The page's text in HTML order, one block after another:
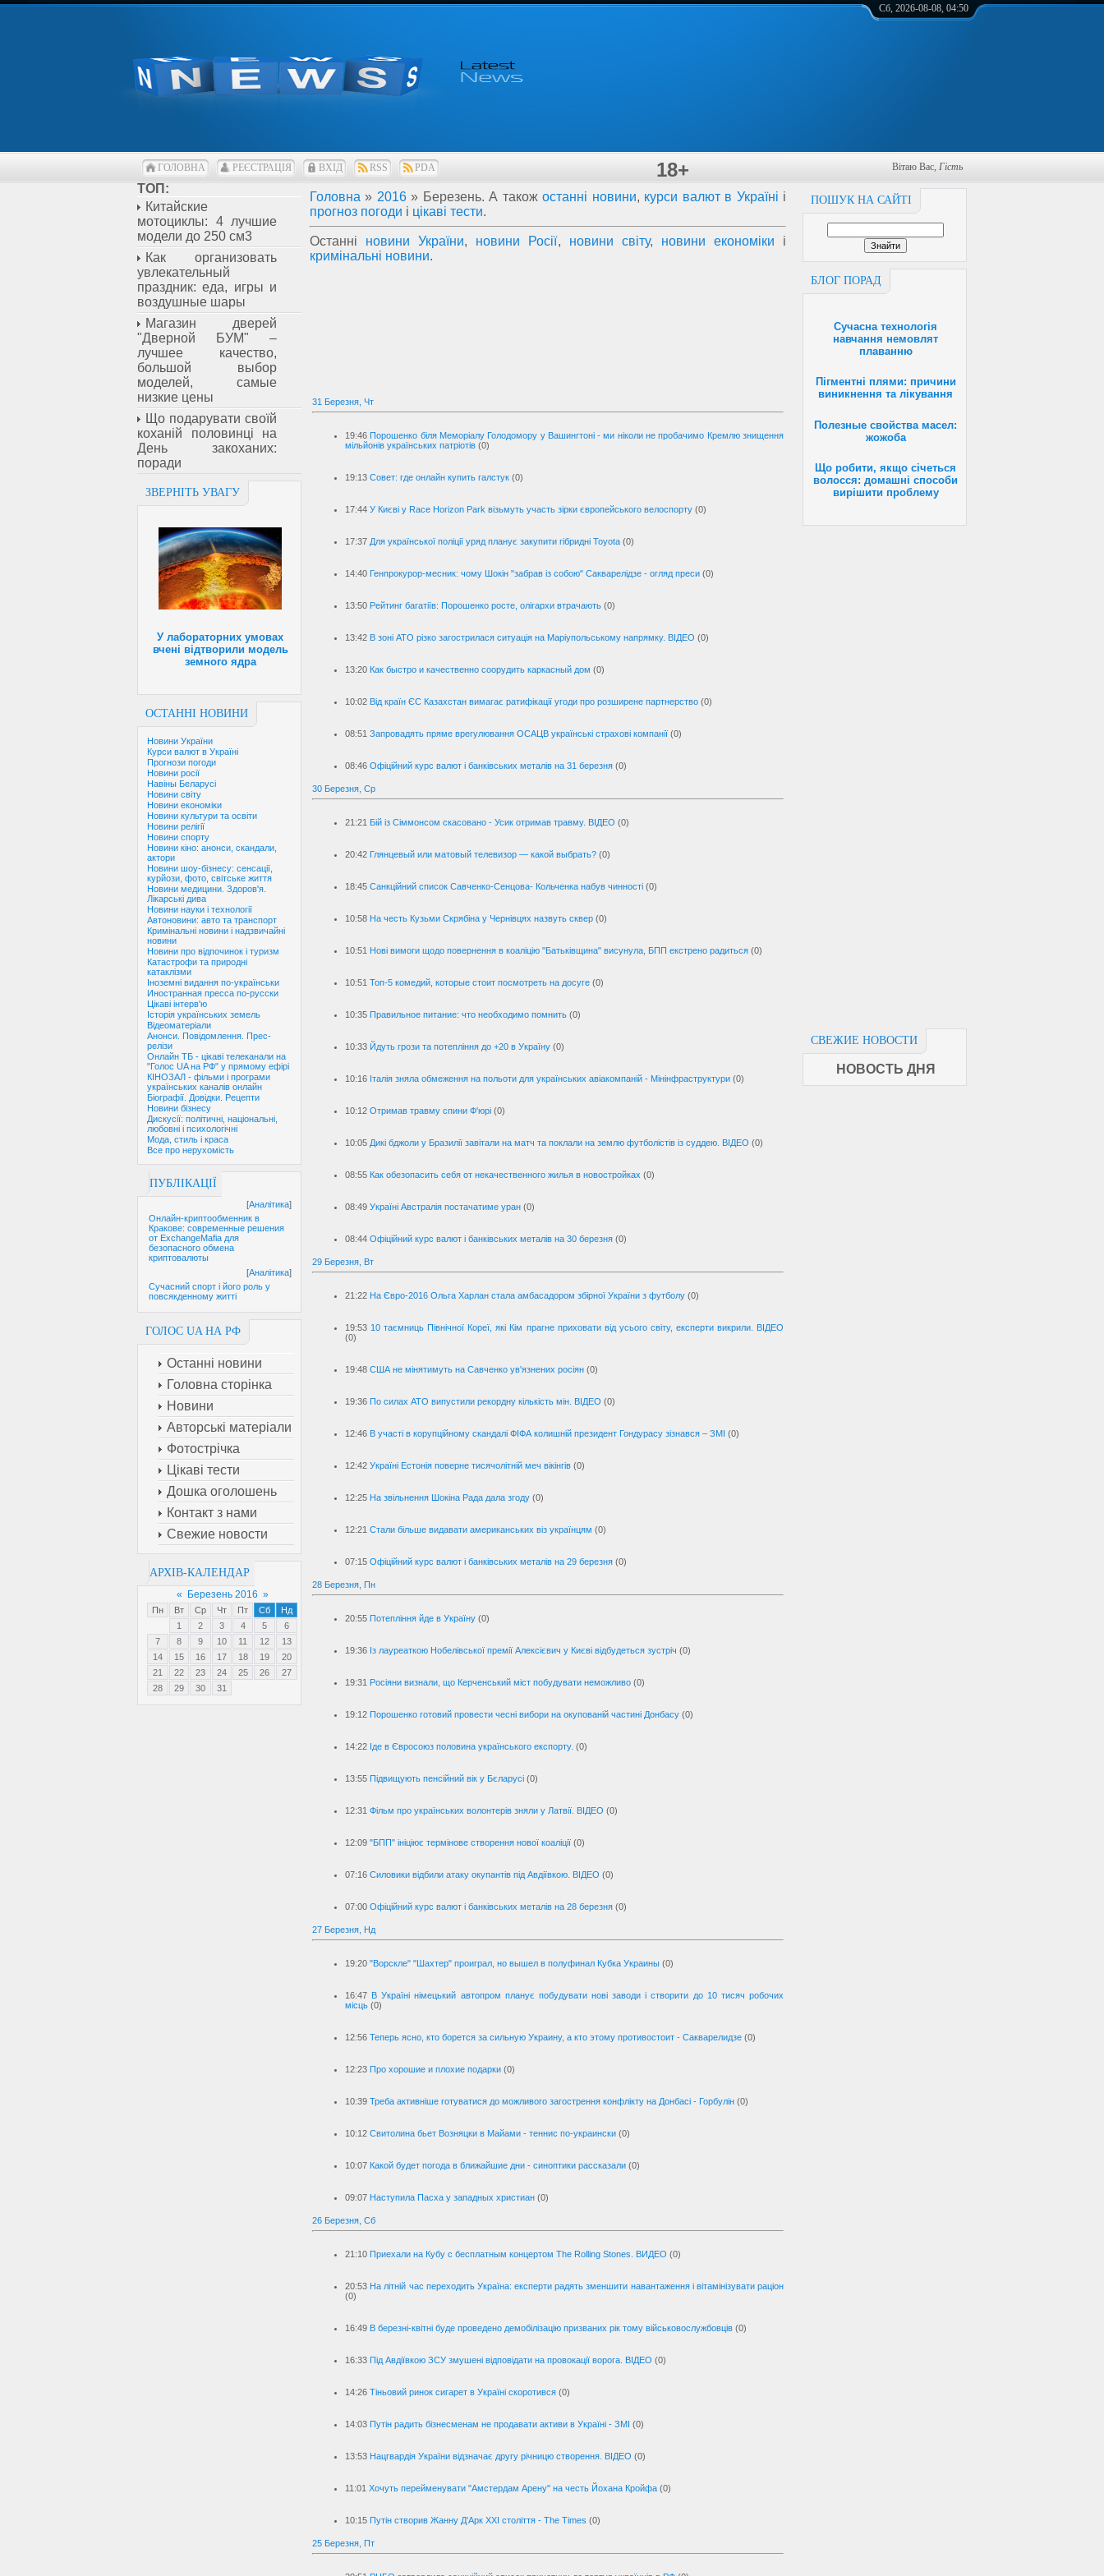
Сб, 2026-08-08, 04:50
ГОЛОВНА РЕЄСТРАЦІЯ ВХІД RSS PDA 18+ Вітаю Вас, Гість
ТОП:
Китайские
мотоциклы: 4 лучшие
модели до 250 см3
Как организовать
увлекательный
праздник: еда, игры и
воздушные шары
Магазин дверей
"Дверной БУМ" –
лучшее качество,
большой выбор
моделей, самые
низкие цены
Що подарувати своїй
коханій половинці на
День закоханих:
поради
ЗВЕРНІТЬ УВАГУ
У лабораторних умовах
вчені відтворили модель
земного ядра
ОСТАННІ НОВИНИ
Новини України
Курси валют в Україні
Прогнози погоди
Новини росії
Навіны Беларусі
Новини світу
Новини економіки
Новини культури та освіти
Новини релігії
Новини спорту
Новини кіно: анонси, скандали,
актори
Новини шоу-бізнесу: сенсації,
курйози, фото, світське життя
Новини медицини. Здоров'я.
Лікарські дива
Новини науки і технології
Автоновини: авто та транспорт
Кримінальні новини і надзвичайні
новини
Новини про відпочинок і туризм
Катастрофи та природні
катаклізми
Іноземні видання по-українськи
Иностранная пресса по-русски
Цікаві інтерв'ю
Історія українських земель
Відеоматеріали
Анонси. Повідомлення. Прес-
релізи
Онлайн ТБ - цікаві телеканали на
"Голос UA на РФ" у прямому ефірі
КІНОЗАЛ - фільми і програми
українських каналів онлайн
Біографії. Довідки. Рецепти
Новини бізнесу
Дискусії: політичні, національні,
любовні і психологічні
Мода, стиль і краса
Все про нерухомість
ПУБЛІКАЦІЇ
[Аналітика]
Онлайн-криптообменник в
Кракове: современные решения
от ExchangeMafia для
безопасного обмена
криптовалюты
[Аналітика]
Сучасний спорт і його роль у
повсякденному житті
ГОЛОС UA НА РФ
Останні новини
Головна сторінка
Новини
Авторські матеріали
Фотострічка
Цікаві тести
Дошка оголошень
Контакт з нами
Свежие новости
АРХІВ-КАЛЕНДАР
« Березень 2016 »
Пн Вт Ср Чт Пт Сб
Нд
1
2 3 4 5
6
7
8 9 10 11 12
13
14
15 16 17 18 19
20
21
22 23 24 25 26
27
28
29 30 31
ПОШУК НА САЙТІ
БЛОГ ПОРАД
Сучасна технологія
навчання немовлят
плаванню
Пігментні плями: причини
виникнення та лікування
Полезные свойства масел:
жожоба
Що робити, якщо січеться
волосся: домашні способи
вирішити проблему
СВЕЖИЕ НОВОСТИ
НОВОСТЬ ДНЯ
Головна » 2016 » Березень. А такожостанні новини, курси валют в Україні і
прогноз погоди і цікаві тести.
Останні новини України, новини Росії, новини світу, новини економіки і
кримінальні новини.
31 Березня, Чт
19:46 Порошенко біля Меморіалу Голодомору у Вашингтоні - ми ніколи не пробачимо Кремлю знищення
мільйонів українських патріотів (0)
19:13 Совет: где онлайн купить галстук (0)
17:44 У Києві у Race Horizon Park візьмуть участь зірки європейського велоспорту (0)
17:37 Для української поліції уряд планує закупити гібридні Toyota (0)
14:40 Генпрокурор-месник: чому Шокін "забрав із собою" Сакварелідзе - огляд преси (0)
13:50 Рейтинг багатіїв: Порошенко росте, олігархи втрачають (0)
13:42 В зоні АТО різко загострилася ситуація на Маріупольському напрямку. ВІДЕО (0)
13:20 Как быстро и качественно соорудить каркасный дом (0)
10:02 Від країн ЄС Казахстан вимагає ратифікації угоди про розширене партнерство (0)
08:51 Запровадять пряме врегулювання ОСАЦВ українські страхові компанії (0)
08:46 Офіційний курс валют і банківських металів на 31 березня (0)
30 Березня, Ср
21:21 Бій із Сіммонсом скасовано - Усик отримав травму. ВІДЕО (0)
20:42 Глянцевый или матовый телевизор — какой выбрать? (0)
18:45 Санкційний список Савченко-Сенцова- Кольченка набув чинності (0)
10:58 На честь Кузьми Скрябіна у Чернівцях назвуть сквер (0)
10:51 Нові вимоги щодо повернення в коаліцію "Батьківщина" висунула, БПП екстрено радиться (0)
10:51 Топ-5 комедий, которые стоит посмотреть на досуге (0)
10:35 Правильное питание: что необходимо помнить (0)
10:33 Йдуть грози та потепління до +20 в Україну (0)
10:16 Італія зняла обмеження на польоти для українських авіакомпаній - Мінінфраструктури (0)
10:12 Отримав травму спини Ф'юрі (0)
10:05 Дикі бджоли у Бразилії завітали на матч та поклали на землю футболістів із суддею. ВІДЕО (0)
08:55 Как обезопасить себя от некачественного жилья в новостройках (0)
08:49 Україні Австралія постачатиме уран (0)
08:44 Офіційний курс валют і банківських металів на 30 березня (0)
29 Березня, Вт
21:22 На Євро-2016 Ольга Харлан стала амбасадором збірної України з футболу (0)
19:53 10 таємниць Північної Кореї, які Кім прагне приховати від усього світу, експерти викрили. ВІДЕО
(0)
19:48 США не мінятимуть на Савченко ув'язнених росіян (0)
19:36 По силах АТО випустили рекордну кількість мін. ВІДЕО (0)
12:46 В участі в корупційному скандалі ФІФА колишній президент Гондурасу зізнався – ЗМІ (0)
12:42 Україні Естонія поверне тисячолітній меч вікінгів (0)
12:25 На звільнення Шокіна Рада дала згоду (0)
12:21 Стали більше видавати американських віз українцям (0)
07:15 Офіційний курс валют і банківських металів на 29 березня (0)
28 Березня, Пн
20:55 Потепління йде в Україну (0)
19:36 Із лауреаткою Нобелівської премії Алексієвич у Києві відбудеться зустріч (0)
19:31 Росіяни визнали, що Керченський міст побудувати неможливо (0)
19:12 Порошенко готовий провести чесні вибори на окупованій частині Донбасу (0)
14:22 Іде в Євросоюз половина українського експорту. (0)
13:55 Підвищують пенсійний вік у Бєларусі (0)
12:31 Фільм про українських волонтерів зняли у Латвії. ВІДЕО (0)
12:09 "БПП" ініціює термінове створення нової коаліції (0)
07:16 Силовики відбили атаку окупантів під Авдіївкою. ВІДЕО (0)
07:00 Офіційний курс валют і банківських металів на 28 березня (0)
27 Березня, Нд
19:20 "Ворскле" "Шахтер" проиграл, но вышел в полуфинал Кубка Украины (0)
16:47 В Україні німецький автопром планує побудувати нові заводи і створити до 10 тисяч робочих
місць (0)
12:56 Теперь ясно, кто борется за сильную Украину, а кто этому противостоит - Сакварелидзе (0)
12:23 Про хорошие и плохие подарки (0)
10:39 Треба активніше готуватися до можливого загострення конфлікту на Донбасі - Горбулін (0)
10:12 Свитолина бьет Возняцки в Майами - теннис по-украински (0)
10:07 Какой будет погода в ближайшие дни - синоптики рассказали (0)
09:07 Наступила Пасха у западных христиан (0)
26 Березня, Сб
21:10 Приехали на Кубу с бесплатным концертом The Rolling Stones. ВИДЕО (0)
20:53 На літній час переходить Україна: експерти радять зменшити навантаження і вітамінізувати раціон
(0)
16:49 В березні-квітні буде проведено демобілізацію призваних рік тому військовослужбовців (0)
16:33 Під Авдіївкою ЗСУ змушені відповідати на провокації ворога. ВІДЕО (0)
14:26 Тіньовий ринок сигарет в Україні скоротився (0)
14:03 Путін радить бізнесменам не продавати активи в Україні - ЗМІ (0)
13:53 Нацгвардія України відзначає другу річницю створення. ВІДЕО (0)
11:01 Хочуть перейменувати "Амстердам Арену" на честь Йохана Кройфа (0)
10:15 Путін створив Жанну Д'Арк XXI століття - The Times (0)
25 Березня, Пт